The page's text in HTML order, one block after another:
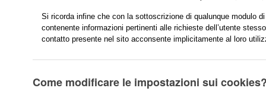
Si ricorda infine che con la sottoscrizione di qualunque modulo
contenente informazioni pertinenti alle richieste dell’utente
contatto presente nel sito acconsente implicitamente al loro
Come modificare le impostazioni sui